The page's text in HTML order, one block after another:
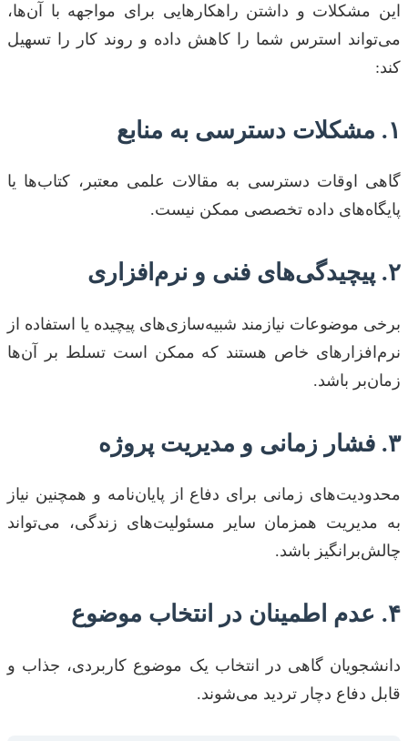
این مشکلات و داشتن راهکارهایی برای مواجهه با آن‌ها،
می‌تواند استرس شما را کاهش داده و روند کار را تسهیل
کند:
۱. مشکلات دسترسی به منابع
گاهی اوقات دسترسی به مقالات علمی معتبر، کتاب‌ها یا
پایگاه‌های داده تخصصی ممکن نیست.
۲. پیچیدگی‌های فنی و نرم‌افزاری
برخی موضوعات نیازمند شبیه‌سازی‌های پیچیده یا استفاده از
نرم‌افزارهای خاص هستند که ممکن است تسلط بر آن‌ها
زمان‌بر باشد.
۳. فشار زمانی و مدیریت پروژه
محدودیت‌های زمانی برای دفاع از پایان‌نامه و همچنین نیاز
به مدیریت همزمان سایر مسئولیت‌های زندگی، می‌تواند
چالش‌برانگیز باشد.
۴. عدم اطمینان در انتخاب موضوع
دانشجویان گاهی در انتخاب یک موضوع کاربردی، جذاب و
قابل دفاع دچار تردید می‌شوند.